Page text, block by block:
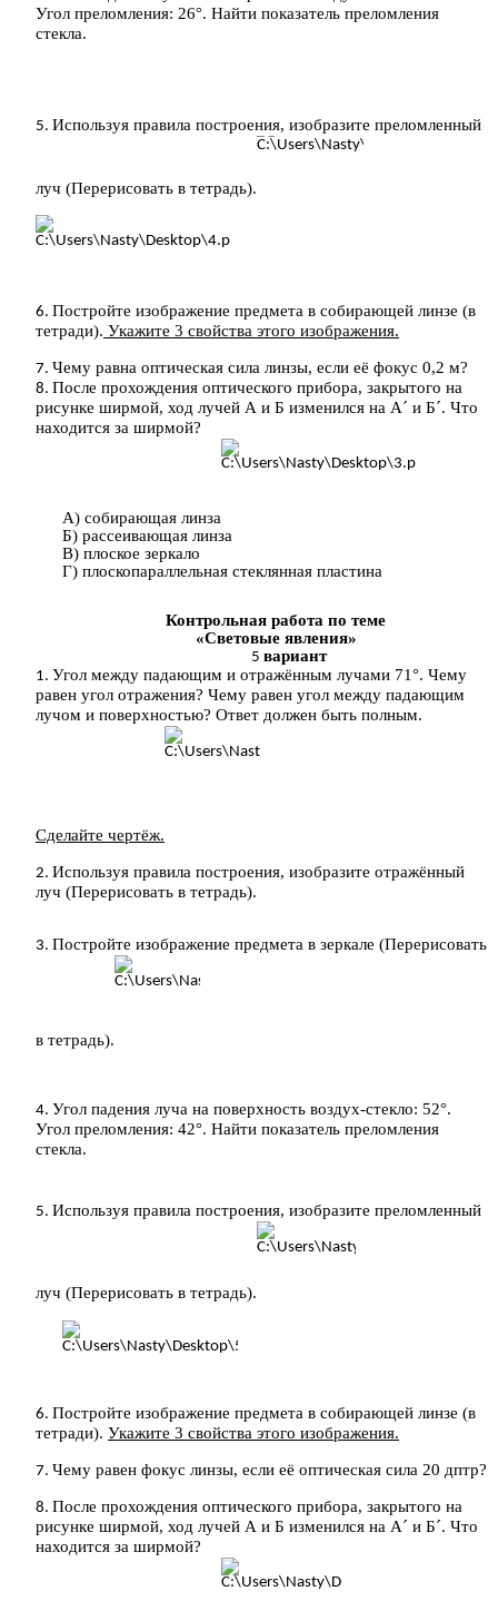
Угол преломления: 26°. Найти показатель преломления
стекла.
Используя правила построения, изобразите преломленный
луч (Перерисовать в тетрадь).
Постройте изображение предмета в собирающей линзе (в
тетради). Укажите 3 свойства этого изображения.
Чему равна оптическая сила линзы, если её фокус 0,2 м?
После прохождения оптического прибора, закрытого на
рисунке ширмой, ход лучей А и Б изменился на А´ и Б´. Что
находится за ширмой?
А) собирающая линза
Б) рассеивающая линза
В) плоское зеркало
Г) плоскопараллельная стеклянная пластина
Контрольная работа по теме
«Световые явления»
вариант
Угол между падающим и отражённым лучами 71°. Чему
равен угол отражения? Чему равен угол между падающим
лучом и поверхностью? Ответ должен быть полным.
Сделайте чертёж.
Используя правила построения, изобразите отражённый
луч (Перерисовать в тетрадь).
Постройте изображение предмета в зеркале (Перерисовать
в тетрадь).
Угол падения луча на поверхность воздух-стекло: 52°.
Угол преломления: 42°. Найти показатель преломления
стекла.
Используя правила построения, изобразите преломленный
луч (Перерисовать в тетрадь).
Постройте изображение предмета в собирающей линзе (в
тетради). Укажите 3 свойства этого изображения.
Чему равен фокус линзы, если её оптическая сила 20 дптр?
После прохождения оптического прибора, закрытого на
рисунке ширмой, ход лучей А и Б изменился на А´ и Б´. Что
находится за ширмой?